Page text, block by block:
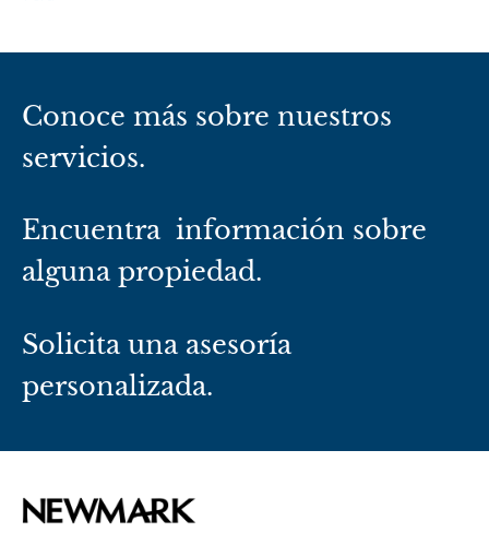
Conoce más sobre nuestros
servicios.
Encuentra información sobre
alguna propiedad.
Solicita una asesoría
personalizada.